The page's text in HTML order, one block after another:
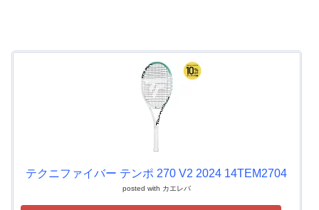
テクニファイバー テンポ 270 V2 2024 14TEM2704
posted with カエレバ